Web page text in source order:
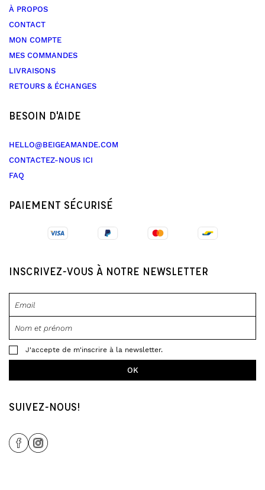
À PROPOS
CONTACT
MON COMPTE
MES COMMANDES
LIVRAISONS
RETOURS & ÉCHANGES
BESOIN D'AIDE
HELLO@BEIGEAMANDE.COM
CONTACTEZ-NOUS ICI
FAQ
PAIEMENT SÉCURISÉ
INSCRIVEZ-VOUS À NOTRE NEWSLETTER
J'accepte de m'inscrire à la newsletter.
SUIVEZ-NOUS!
Share Icon
Share Icon